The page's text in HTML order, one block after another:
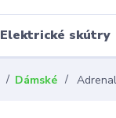
Elektrické skútry
Dámské